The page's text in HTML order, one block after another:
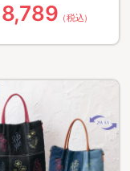
8,789 （税込）